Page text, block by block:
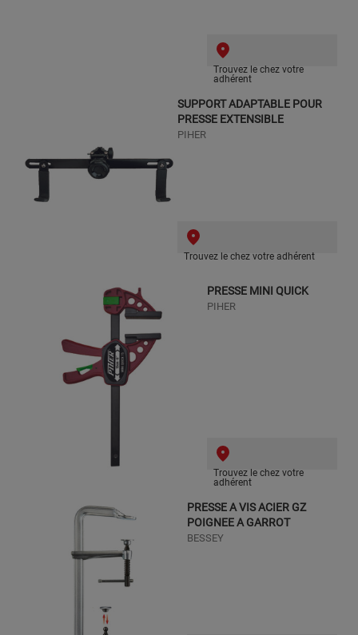
Trouvez le chez votre
adhérent
SUPPORT ADAPTABLE POUR
PRESSE EXTENSIBLE
PIHER
Trouvez le chez votre adhérent
PRESSE MINI QUICK
PIHER
Trouvez le chez votre
adhérent
PRESSE A VIS ACIER GZ
POIGNEE A GARROT
BESSEY